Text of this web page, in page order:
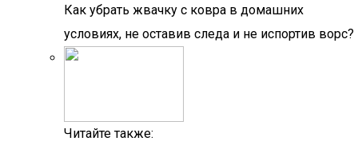
Как убрать жвачку с ковра в домашних
условиях, не оставив следа и не испортив ворс?
Читайте также: